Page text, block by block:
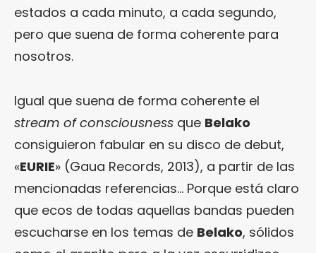
estados a cada minuto, a cada segundo,
pero que suena de forma coherente para
nosotros.
Igual que suena de forma coherente el
stream of consciousness que Belako
consiguieron fabular en su disco de debut,
«EURIE» (Gaua Records, 2013), a partir de las
mencionadas referencias… Porque está claro
que ecos de todas aquellas bandas pueden
escucharse en los temas de Belako, sólidos